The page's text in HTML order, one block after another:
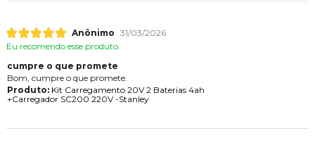
Anônimo 31/03/2026
Eu recomendo esse produto.
cumpre o que promete
Bom, cumpre o que promete.
Produto:Kit Carregamento 20V 2 Baterias 4ah
+Carregador SC200 220V -Stanley